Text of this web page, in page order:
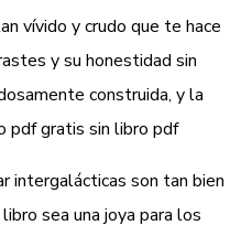
vívido y crudo que te hace
y su honestidad sin
construida, y la
pdf gratis sin libro pdf
intergalácticas son tan bien
sea una joya para los